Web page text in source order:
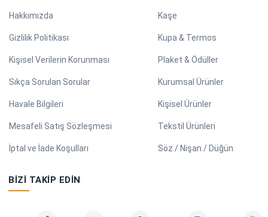
Hakkımızda
Gizlilik Politikası
Kişisel Verilerin Korunması
Sıkça Sorulan Sorular
Havale Bilgileri
Mesafeli Satış Sözleşmesi
İptal ve İade Koşulları
Kaşe
Kupa & Termos
Plaket & Ödüller
Kurumsal Ürünler
Kişisel Ürünler
Tekstil Ürünleri
Söz / Nişan / Düğün
BIZI TAKIP EDIN